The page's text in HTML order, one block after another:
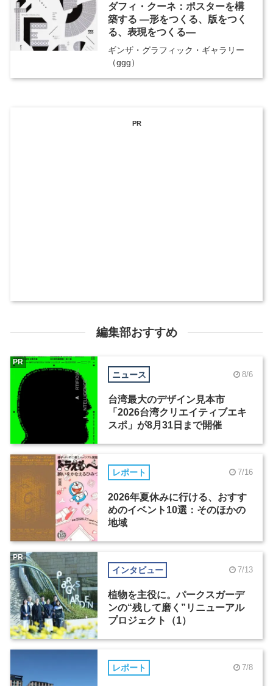
ダフィ・クーネ：ポスターを構
築する ―形をつくる、版をつく
る、表現をつくる―
ギンザ・グラフィック・ギャラリー
（ggg）
PR
編集部おすすめ
ニュース 8/6
台湾最大のデザイン見本市
「2026台湾クリエイティブエキ
スポ」が8月31日まで開催
PR
レポート 7/16
2026年夏休みに行ける、おすす
めのイベント10選：そのほかの
地域
インタビュー 7/13
植物を主役に。パークスガーデ
ンの“残して磨く”リニューアル
プロジェクト（1）
PR
レポート 7/8